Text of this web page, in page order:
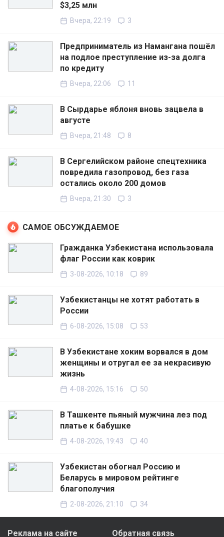
$3,25 млн
Вчера, 22:19 3
Предприниматель из Намангана пошёл
на подлое преступление из-за долга
по кредиту
Вчера, 22:06 11
В Сырдарье яблоня вновь зацвела в
августе
Вчера, 21:48 8
В Сергелийском районе спецтехника
повредила газопровод, без газа
остались около 200 домов
Вчера, 21:30 3
САМОЕ ОБСУЖДАЕМОЕ
Гражданка Узбекистана использовала
флаг России как коврик
3-08-2026, 10:18 89
Узбекистанцы не хотят работать в
России
6-08-2026, 15:08 53
В Узбекистане хоким ворвался в дом
женщины и отругал ее за некрасивую
жизнь
4-08-2026, 15:16 50
В Ташкенте пьяный мужчина лез под
платье к бабушке
4-08-2026, 19:43 40
Узбекистан обогнал Россию и
Беларусь в мировом рейтинге
благополучия
2-08-2026, 21:10 34
Реклама на сайте Обратная связь